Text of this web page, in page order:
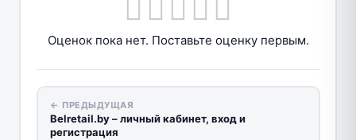
Оценок пока нет. Поставьте оценку первым.
← ПРЕДЫДУЩАЯ
Belretail.by – личный кабинет, вход и
регистрация